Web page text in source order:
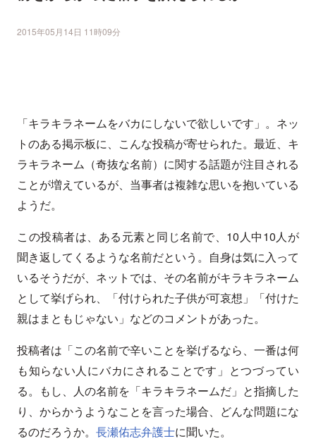
2015年05月14日 11時09分
「キラキラネームをバカにしないで欲しいです」。ネッ
トのある掲示板に、こんな投稿が寄せられた。最近、キ
ラキラネーム（奇抜な名前）に関する話題が注目される
ことが増えているが、当事者は複雑な思いを抱いている
ようだ。
この投稿者は、ある元素と同じ名前で、10人中10人が
聞き返してくるような名前だという。自身は気に入って
いるそうだが、ネットでは、その名前がキラキラネーム
として挙げられ、「付けられた子供が可哀想」「付けた
親はまともじゃない」などのコメントがあった。
投稿者は「この名前で辛いことを挙げるなら、一番は何
も知らない人にバカにされることです」とつづってい
る。もし、人の名前を「キラキラネームだ」と指摘した
り、からかうようなことを言った場合、どんな問題にな
るのだろうか。 長瀬佑志弁護士に聞いた。